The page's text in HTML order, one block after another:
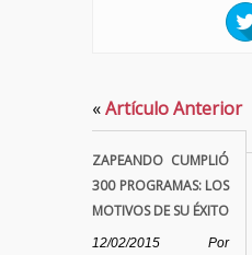
«Artículo Anterior
ZAPEANDO CUMPLIÓ
300 PROGRAMAS: LOS
MOTIVOS DE SU ÉXITO
12/02/2015 Por